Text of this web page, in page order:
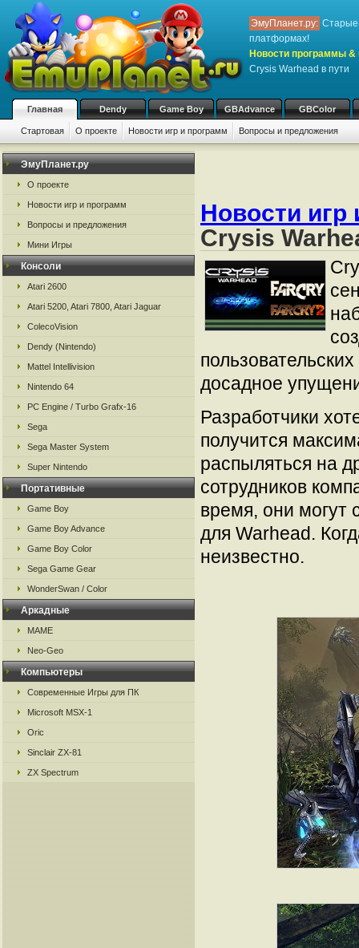
ЭмуПланет.ру: Старые
платформах!
Новости программы &
Crysis Warhead в пути
Главная Dendy Game Boy GBAdvance GBColor
Стартовая О проекте Новости игр и программ Вопросы и предложения
ЭмуПланет.ру
О проекте
Новости игр и программ
Вопросы и предложения
Мини Игры
Консоли
Atari 2600
Atari 5200, Atari 7800, Atari Jaguar
ColecoVision
Dendy (Nintendo)
Mattel Intellivision
Nintendo 64
PC Engine / Turbo Grafx-16
Sega
Sega Master System
Super Nintendo
Портативные
Game Boy
Game Boy Advance
Game Boy Color
Sega Game Gear
WonderSwan / Color
Аркадные
MAME
Neo-Geo
Компьютеры
Современные Игры для ПК
Microsoft MSX-1
Oric
Sinclair ZX-81
ZX Spectrum
Новости игр
Crysis
досадное
Разработчики
получится
распыляться на
сотрудников
время, они могут
для Warhead.
неизвестно.